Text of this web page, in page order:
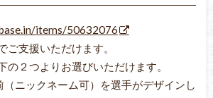
items/50632076
ご支援いただけます。
の２つよりお選びいただけます。
ニックネーム可）を選手がデザインし